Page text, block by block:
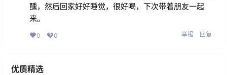
醺，然后回家好好睡觉，很好喝，下次带着朋友一起
来。
0 0 举报 回复
优质精选